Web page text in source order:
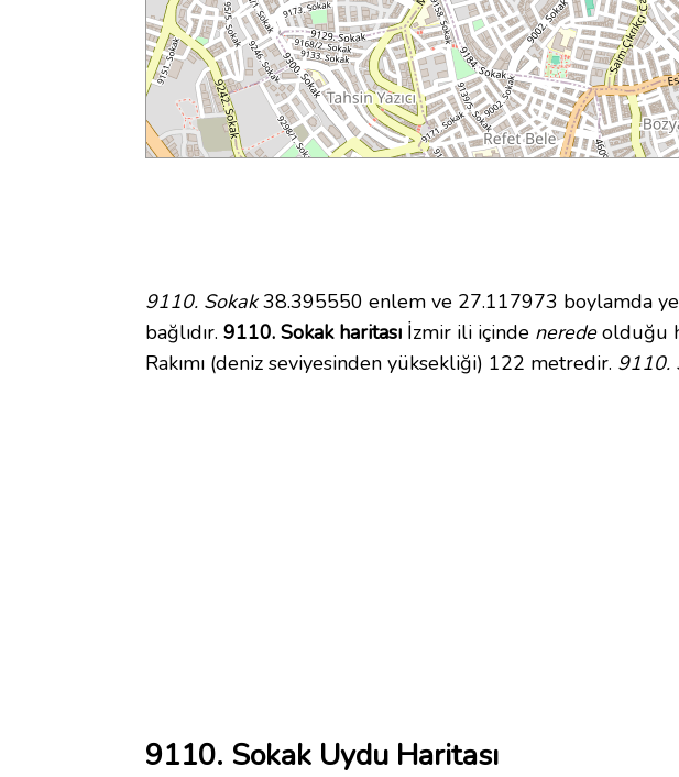
9110. Sokak38.395550 enlem ve 27.117973 boylamda
bağlıdır. 9110. Sokak haritası İzmir ili içinde neredeolduğu
Rakımı (deniz seviyesinden yüksekliği) 122 metredir. 9110.
9110. Sokak Uydu Haritası